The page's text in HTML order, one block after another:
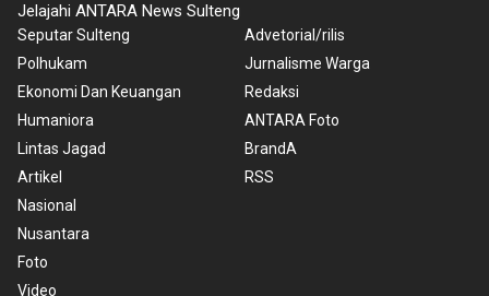
Jelajahi ANTARA News Sulteng
Seputar Sulteng
Polhukam
Ekonomi Dan Keuangan
Humaniora
Lintas Jagad
Artikel
Nasional
Nusantara
Foto
Video
Advetorial/rilis
Jurnalisme Warga
Redaksi
ANTARA Foto
BrandA
RSS